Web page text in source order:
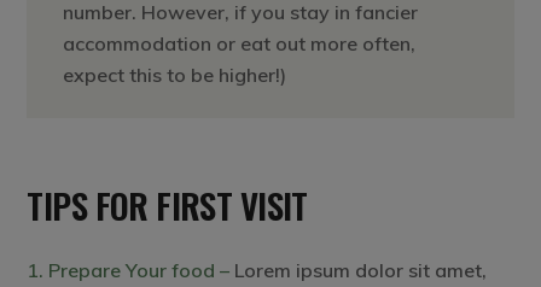
number. However, if you stay in fancier
accommodation or eat out more often,
expect this to be higher!)
TIPS FOR FIRST VISIT
1. Prepare Your food – Lorem ipsum dolor sit amet,